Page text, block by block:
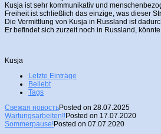
Kusja ist sehr kommunikativ und
Freiheit ist schließlich das einzige, was dieser
Die Vermittlung von Kusja in Russland ist
Er befindet sich zurzeit noch in Russland,
Kusja
Letzte Einträge
Beliebt
Tags
Свежая новостьPosted on 28.07.2025
Wartungsarbeiten!!Posted on 17.07.2020
Sommerpause!Posted on 07.07.2020